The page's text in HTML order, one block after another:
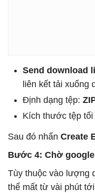
Send download
liên kết tải xuống
Định dạng tệp:
Kích thước tệp tối
Sau đó nhấn Create
Bước 4: Chờ
Tùy thuộc vào lượng
thể mất từ vài phút